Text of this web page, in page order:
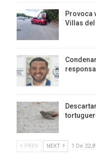
Provoca
Villas del
PREV NEXT 1 De